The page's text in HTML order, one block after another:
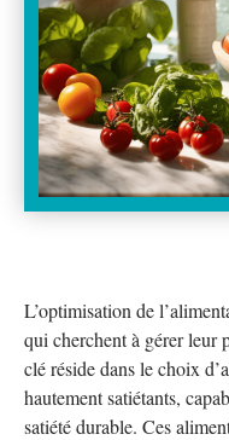
L’optimisation de
qui cherchent à gérer leur
clé réside dans le choix
hautement satiétants,
satiété durable. Ces